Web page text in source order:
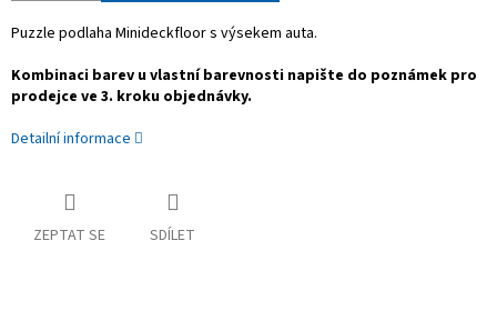
Puzzle podlaha Minideckfloor s výsekem auta.
Kombinaci barev u vlastní barevnosti napište do poznámek pro
prodejce ve 3. kroku objednávky.
Detailní informace
ZEPTAT SE SDÍLET